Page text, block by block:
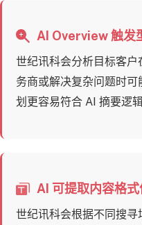
AI Overview 触发
世纪讯科会分析目标客
务商或解决复杂问题时
划更容易符合 AI 摘要逻辑
AI 可提取内容格
世纪讯科会根据不同搜